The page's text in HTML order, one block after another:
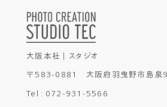
大阪本社 ｜ スタジオ
〒583-0881 大阪府羽曳野市島泉
Tel : 072-931-5566